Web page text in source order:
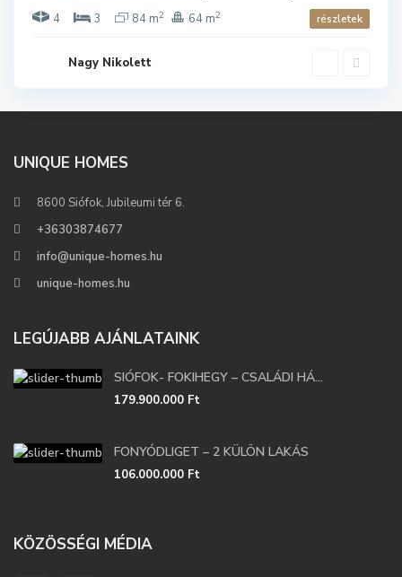
4
3 84 m2 64 m2 részletek
Nagy Nikolett
UNIQUE HOMES
8600 Siófok, Jubileumi tér 6.
+36303874677
info@unique-homes.hu
unique-homes.hu
LEGÚJABB AJÁNLATAINK
SIÓFOK- FOKIHEGY – CSALÁDI HÁ...
179.900.000 Ft
FONYÓDLIGET – 2 KÜLÖN LAKÁS
106.000.000 Ft
KÖZÖSSÉGI MÉDIA